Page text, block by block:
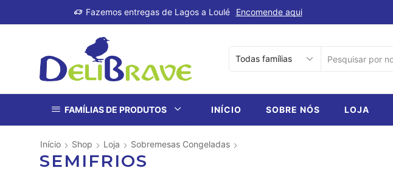
Fazemos entregas de Lagos a Loulé Encomende aqui
FAMÍLIAS DE PRODUTOS INÍCIO SOBRE NÓS LOJA
Início Shop Loja Sobremesas Congeladas
SEMIFRIOS